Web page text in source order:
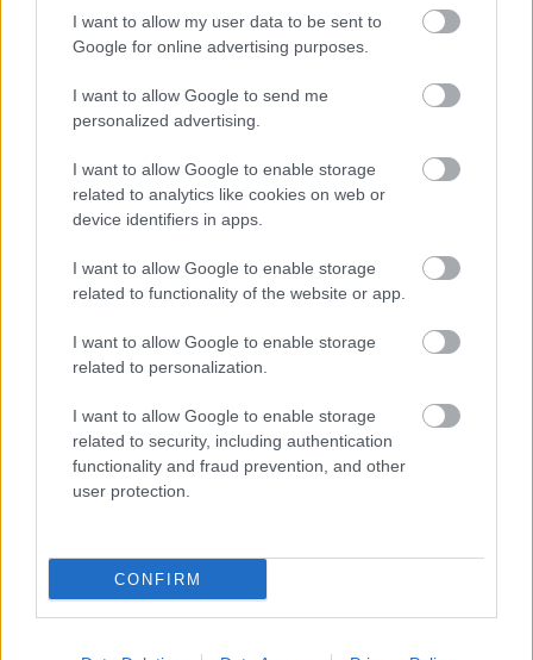
I want to allow my user data to be sent to
Google for online advertising purposes.
I want to allow Google to send me
personalized advertising.
I want to allow Google to enable storage
related to analytics like cookies on web or
device identifiers in apps.
I want to allow Google to enable storage
related to functionality of the website or app.
I want to allow Google to enable storage
related to personalization.
I want to allow Google to enable storage
related to security, including authentication
functionality and fraud prevention, and other
user protection.
CONFIRM
Illetve pontosan hogyan is működik a metró
vészjelző berendezése, mi a kötelessége,
teendője a jármű vezetőjének riasztáskor?
Van-e esetleg valamilyen külső megfigyelő,
dolgozói ellenőrzik, figyelik, hogy ilyen eset
ne fordulhasson elő?
A fenti kérdések merültek fel bennem,
bennünk a hétvégi intermezzo kapcsán.
Viszont azt mindenesetre megértettem
(tapasztalati úton ugye...), hogy hogyan
odazárjuk, két villamoskocsi közé zuttyan, s
200 méteren keresztül vonszoljuk, lásd a 14-
es villamos esetét.
Tisztelettel és köszönettel:
Füzes Erzsébet